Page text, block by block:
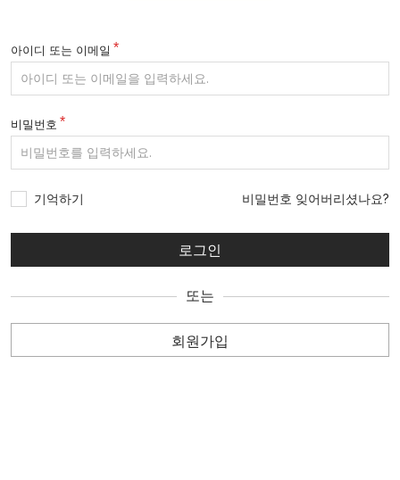
아이디 또는 이메일
비밀번호
기억하기 비밀번호 잊어버리셨나요?
또는
회원가입